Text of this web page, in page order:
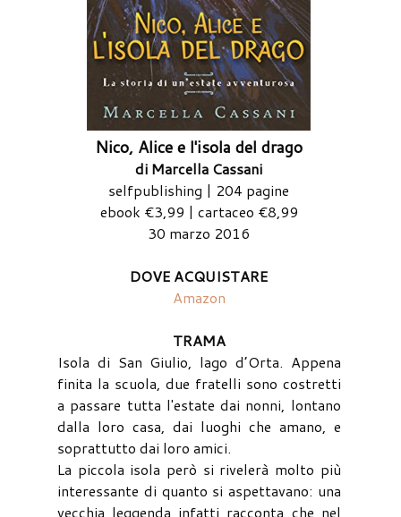
Nico, Alice e l'isola del drago
di Marcella Cassani
selfpublishing | 204 pagine
ebook €3,99 | cartaceo €8,99
30 marzo 2016
DOVE ACQUISTARE
Amazon
TRAMA
Isola di San Giulio, lago d’Orta. Appena
finita la scuola, due fratelli sono costretti
a passare tutta l'estate dai nonni, lontano
dalla loro casa, dai luoghi che amano, e
soprattutto dai loro amici.
La piccola isola però si rivelerà molto più
interessante di quanto si aspettavano: una
vecchia leggenda infatti racconta che nel